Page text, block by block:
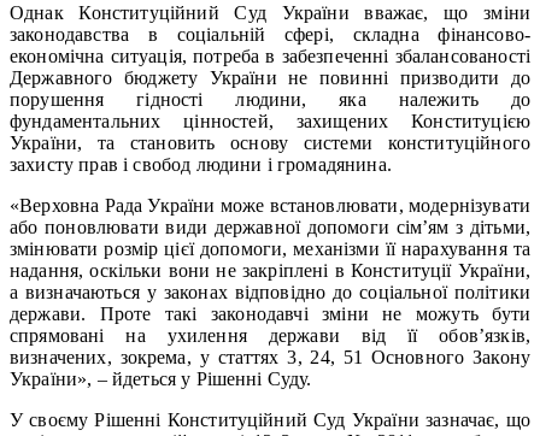
Однак Конституційний Суд України вважає, що зміни
законодавства в соціальній сфері, складна фінансово-
економічна ситуація, потреба в забезпеченні збалансованості
Державного бюджету України не повинні призводити до
порушення гідності людини, яка належить до
фундаментальних цінностей, захищених Конституцією
України, та становить основу системи конституційного
захисту прав і свобод людини і громадянина.
«Верховна Рада України може встановлювати, модернізувати
або поновлювати види державної допомоги сім’ям з дітьми,
змінювати розмір цієї допомоги, механізми її нарахування та
надання, оскільки вони не закріплені в Конституції України,
а визначаються у законах відповідно до соціальної політики
держави. Проте такі законодавчі зміни не можуть бути
спрямовані на ухилення держави від її обов’язків,
визначених, зокрема, у статтях 3, 24, 51 Основного Закону
України», – йдеться у Рішенні Суду.
У своєму Рішенні Конституційний Суд України зазначає, що